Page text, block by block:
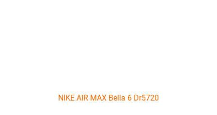
NIKE AIR MAX Bella 6 Dr5720